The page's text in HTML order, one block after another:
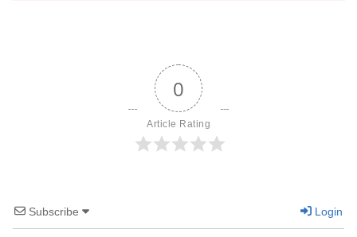
0
Article Rating
Subscribe Login